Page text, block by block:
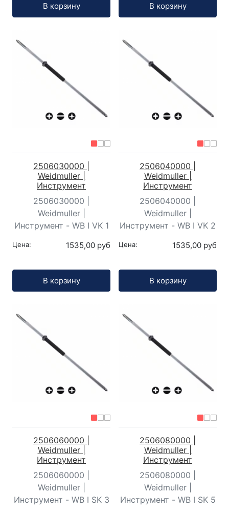
В корзину В корзину
2506030000 |
Weidmuller |
Инструмент
2506030000 |
Weidmuller |
Инструмент - WB I VK 1
Цена: 1535,00 руб
В корзину
2506040000 |
Weidmuller |
Инструмент
2506040000 |
Weidmuller |
Инструмент - WB I VK 2
Цена: 1535,00 руб
В корзину
2506060000 |
Weidmuller |
Инструмент
2506060000 |
Weidmuller |
Инструмент - WB I SK 3
2506080000 |
Weidmuller |
Инструмент
2506080000 |
Weidmuller |
Инструмент - WB I SK 5